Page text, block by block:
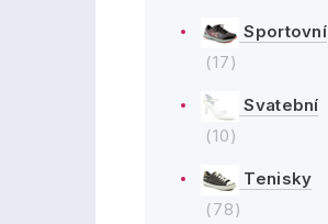
Sportovní
(17)
Svatební
(10)
Tenisky
(78)